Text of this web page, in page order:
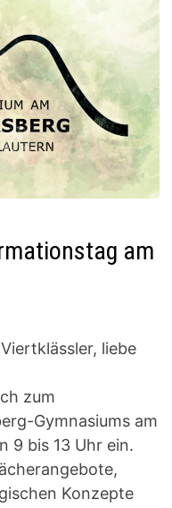
am
liebe
zum
Gymnasiums am
9 bis 13 Uhr ein.
Konzepte